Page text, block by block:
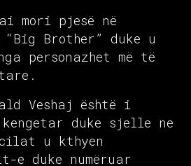
mori pjesë në
Brother” duke u
personazhet më të
Veshaj është i
duke sjelle ne
u kthyen
e duke numëruar